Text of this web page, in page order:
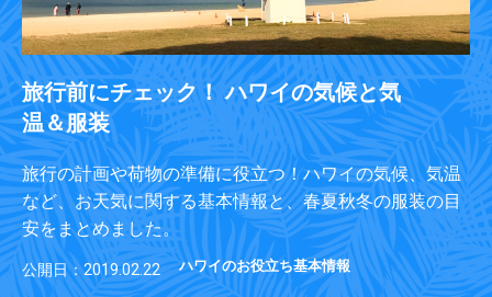
旅行前にチェック！ ハワイの気候と気
温＆服装
旅行の計画や荷物の準備に役立つ！ハワイの気候、気温
など、お天気に関する基本情報と、春夏秋冬の服装の目
安をまとめました。
公開日：2019.02.22 ハワイのお役立ち基本情報